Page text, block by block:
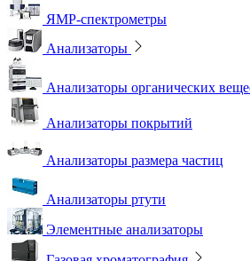
ЯМР-спектрометры
Анализаторы
Анализаторы органических
Анализаторы покрытий
Анализаторы размера частиц
Анализаторы ртути
Элементные анализаторы